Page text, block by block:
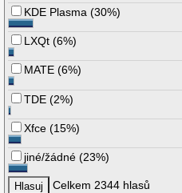
KDE Plasma (30%)
LXQt (6%)
MATE (6%)
TDE (2%)
Xfce (15%)
jiné/žádné (23%)
Celkem 2344 hlasů